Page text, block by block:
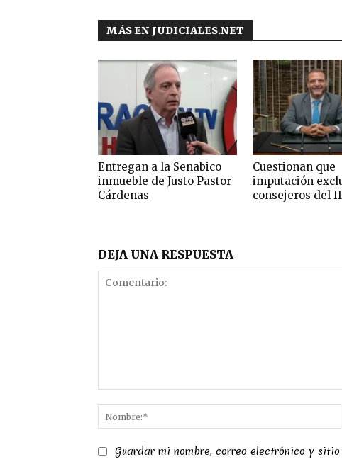
MÁS EN JUDICIALES.NET
Entregan a la Senabico
inmueble de Justo Pastor
Cárdenas
Cuestionan que
imputación
consejeros del
DEJA UNA RESPUESTA
Guardar mi nombre, correo electrónico y